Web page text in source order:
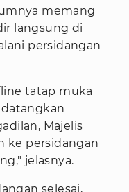
memang
langsung di
persidangan
tatap muka
Majelis
ke persidangan
jelasnya.
selesai,